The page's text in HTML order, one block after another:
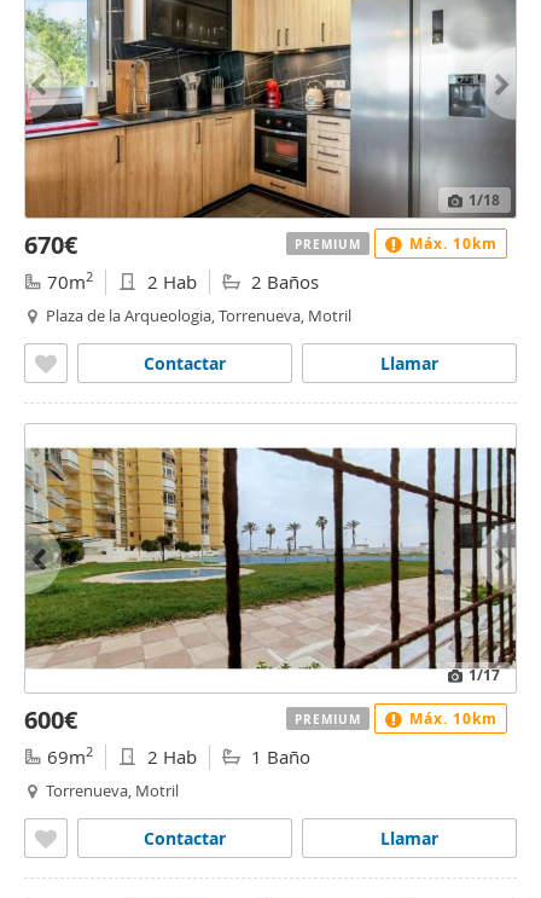
1/18
670€
70m2 2 Hab 2 Baños
Plaza de la Arqueologia, Torrenueva, Motril
Llamar
Contactar
PREMIUM Máx. 10km
1/17
600€
69m2 2 Hab 1 Baño
Torrenueva, Motril
Llamar
Contactar
PREMIUM Máx. 10km